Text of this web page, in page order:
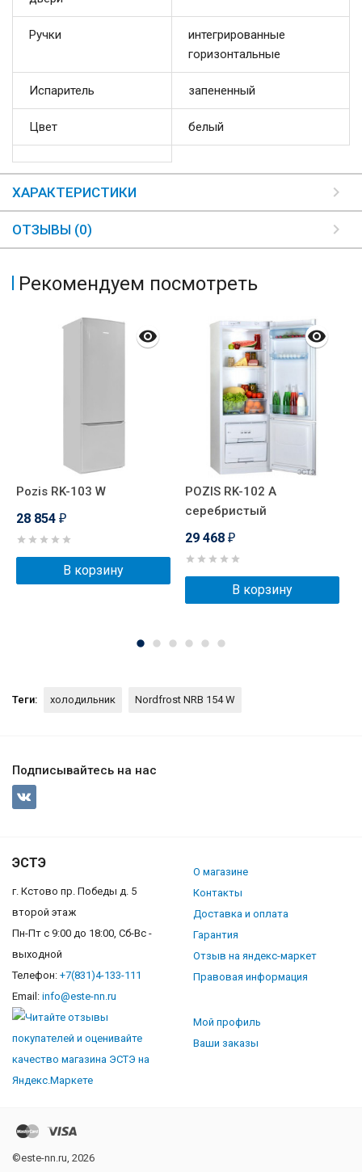
Ручки
интегрированные
горизонтальные
Испаритель запененный
Цвет белый
ХАРАКТЕРИСТИКИ
ОТЗЫВЫ (0)
Рекомендуем посмотреть
Pozis RK-103 W
28 854 ₽
В корзину
POZIS RK-102 А
серебристый
29 468 ₽
В корзину
Теги: холодильник Nordfrost NRB 154 W
Подписывайтесь на нас
ЭСТЭ
г. Кстово пр. Победы д. 5
второй этаж
Пн-Пт с 9:00 до 18:00, Сб-Вс -
выходной
Телефон: +7(831)4-133-111
Email: info@este-nn.ru
О магазине
Контакты
Доставка и оплата
Гарантия
Отзыв на яндекс-маркет
Правовая информация
Мой профиль
Ваши заказы
©este-nn.ru, 2026